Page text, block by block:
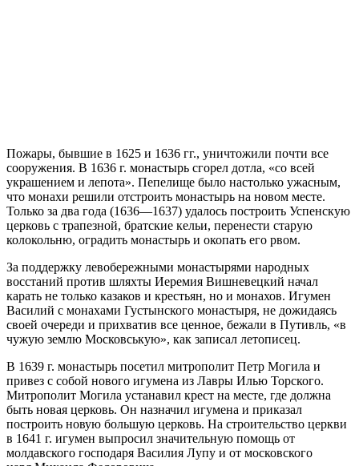
Пожары, бывшие в 1625 и 1636 гг., уничтожили почти все
сооружения. В 1636 г. монастырь сгорел дотла, «со всей
украшением и лепота». Пепелище было настолько ужасным,
что монахи решили отстроить монастырь на новом месте.
Только за два года (1636—1637) удалось построить Успенскую
церковь с трапезной, братские кельи, перенести старую
колокольню, оградить монастырь и окопать его рвом.
За поддержку левобережными монастырями народных
восстаний против шляхты Иеремия Вишневецкий начал
карать не только казаков и крестьян, но и монахов. Игумен
Василий с монахами Густынского монастыря, не дожидаясь
своей очереди и прихватив все ценное, бежали в Путивль, «в
чужую землю Московськую», как записал летописец.
В 1639 г. монастырь посетил митрополит Петр Могила и
привез с собой нового игумена из Лавры Илью Торского.
Митрополит Могила устанавил крест на месте, где должна
быть новая церковь. Он назначил игумена и приказал
построить новую большую церковь. На строительство церкви
в 1641 г. игумен выпросил значительную помощь от
молдавского господаря Василия Лупу и от московского